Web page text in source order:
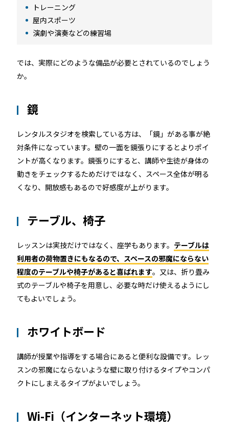
トレーニング
屋内スポーツ
演劇や演奏などの練習場
では、実際にどのような備品が必要とされているのでしょう
か。
鏡
レンタルスタジオを検索している方は、「鏡」がある事が絶
対条件になっています。壁の一面を鏡張りにするとよりポイ
ントが高くなります。鏡張りにすると、講師や生徒が身体の
動きをチェックするためだけではなく、スペース全体が明る
くなり、開放感もあるので好感度が上がります。
テーブル、椅子
レッスンは実技だけではなく、座学もあります。 テーブルは
利用者の荷物置きにもなるので、スペースの邪魔にならない
程度のテーブルや椅子があると喜ばれます。又は、折り畳み
式のテーブルや椅子を用意し、必要な時だけ使えるようにし
てもよいでしょう。
ホワイトボード
講師が授業や指導をする場合にあると便利な設備です。レッ
スンの邪魔にならないような壁に取り付けるタイプやコンパ
クトにしまえるタイプがよいでしょう。
Wi-Fi（インターネット環境）